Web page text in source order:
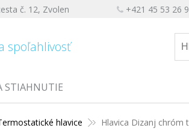
spoľahlivosť
č. 12, Zvolen +421 45 53 26
STIAHNUTIE
hlavice Hlavica Dizanj chróm